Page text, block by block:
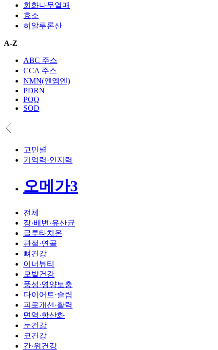
회화나무열매
효소
히알루론산
A-Z
ABC 주스
CCA 주스
NMN(엔엠엔)
PDRN
PQQ
SOD
고민별
기억력·인지력
오메가3
전체
장·배변·유산균
글루타치온
관절·연골
뼈건강
이너뷰티
모발건강
풍성·영양보충
다이어트·슬림
피로개선·활력
면역·항산화
눈건강
코건강
간·위건강